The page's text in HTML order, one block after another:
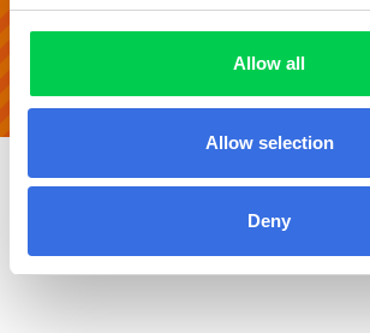
Allow all
Allow selection
Deny
Widerrufsrecht
Entsorgungsanfrage
© 2008-2026Containerbestellung24